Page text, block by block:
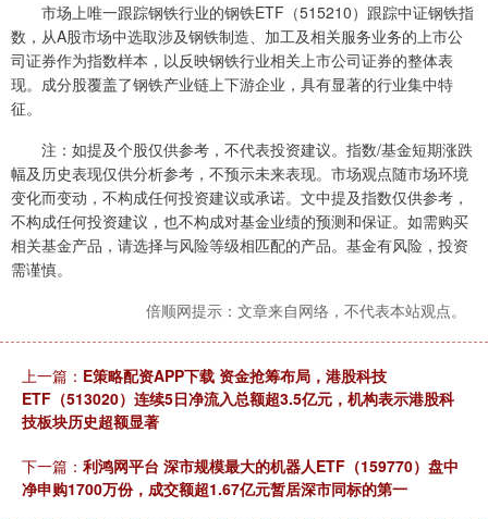
市场上唯一跟踪钢铁行业的钢铁ETF（515210）跟踪中证钢铁指
数，从A股市场中选取涉及钢铁制造、加工及相关服务业务的上市公
司证券作为指数样本，以反映钢铁行业相关上市公司证券的整体表
现。成分股覆盖了钢铁产业链上下游企业，具有显著的行业集中特
征。
注：如提及个股仅供参考，不代表投资建议。指数/基金短期涨跌
幅及历史表现仅供分析参考，不预示未来表现。市场观点随市场环境
变化而变动，不构成任何投资建议或承诺。文中提及指数仅供参考，
不构成任何投资建议，也不构成对基金业绩的预测和保证。如需购买
相关基金产品，请选择与风险等级相匹配的产品。基金有风险，投资
需谨慎。
倍顺网提示：文章来自网络，不代表本站观点。
上一篇： E策略配资APP下载 资金抢筹布局，港股科技
ETF（513020）连续5日净流入总额超3.5亿元，机构表示港股科
技板块历史超额显著
下一篇： 利鸿网平台 深市规模最大的机器人ETF（159770）盘中
净申购1700万份，成交额超1.67亿元暂居深市同标的第一